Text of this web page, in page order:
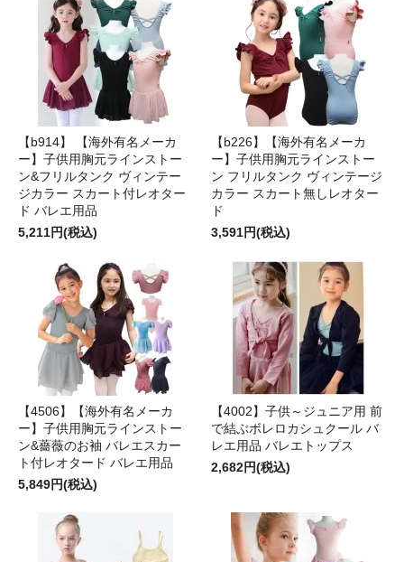
【b914】 【海外有名メーカ
ー】子供用胸元ラインストー
ン&フリルタンク ヴィンテー
ジカラー スカート付レオター
ド バレエ用品
5,211円(税込)
【b226】【海外有名メーカ
ー】子供用胸元ラインストー
ン フリルタンク ヴィンテージ
カラー スカート無しレオター
ド
3,591円(税込)
【4506】【海外有名メーカ
ー】子供用胸元ラインストー
ン&薔薇のお袖 バレエスカー
ト付レオタード バレエ用品
5,849円(税込)
【4002】子供～ジュニア用 前
で結ぶボレロカシュクール バ
レエ用品 バレエトップス
2,682円(税込)